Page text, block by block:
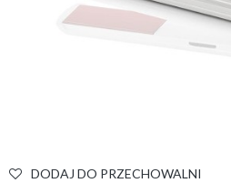
DODAJ DO PRZECHOWALNI